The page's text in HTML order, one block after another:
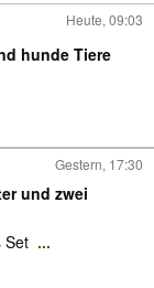
Heute, 09:03
hunde Tiere
Gestern, 17:30
und zwei
Set ...